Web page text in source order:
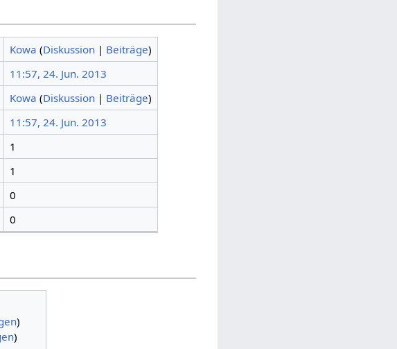
Kowa (Diskussion| Beiträge)
11:57, 24. Jun. 2013
Kowa (Diskussion| Beiträge)
11:57, 24. Jun. 2013
1
1
0
0
)
)